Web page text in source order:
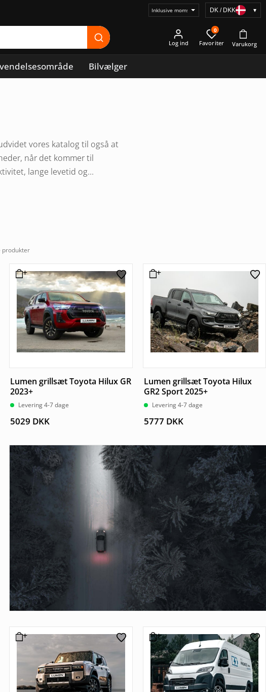
Vælg
DK / DKK ▾
Log ind
0
Bilvælger
vores katalog til også at
når det kommer til
lange levetid og...
2023+
Levering 4-7 dage
5029DKK
GR2 Sport 2025+
Levering 4-7 dage
5777DKK